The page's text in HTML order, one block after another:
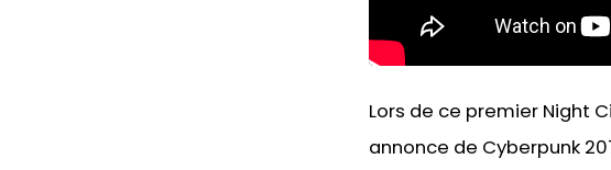
Lors de ce premier Night
annonce de Cyberpunk